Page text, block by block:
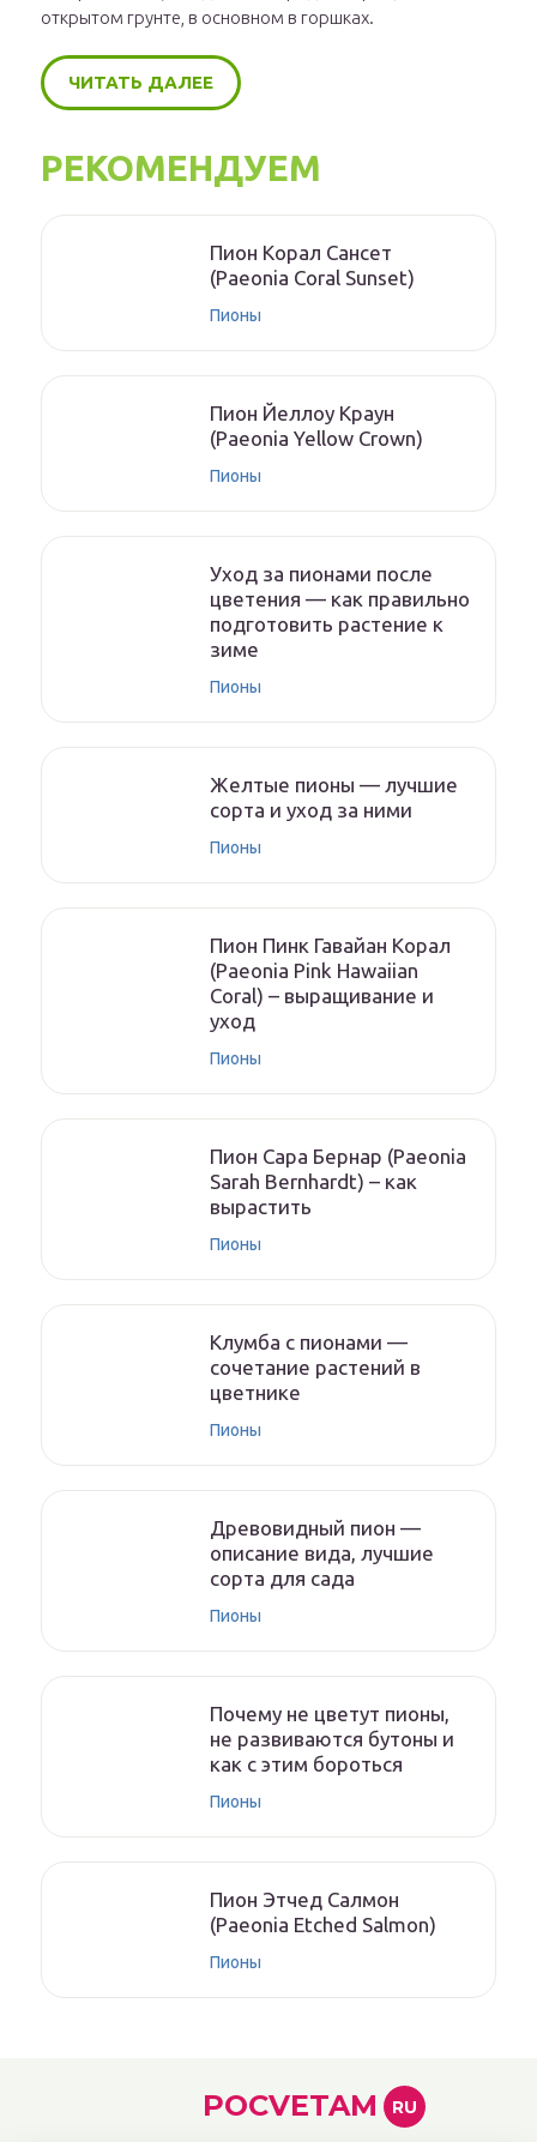
открытом грунте, в основном в горшках.
ЧИТАТЬ ДАЛЕЕ
РЕКОМЕНДУЕМ
Пион Корал Сансет
(Paeonia Coral Sunset)
Пионы
Пион Йеллоу Краун
(Paeonia Yellow Crown)
Пионы
Уход за пионами после
цветения — как правильно
подготовить растение к
зиме
Пионы
Желтые пионы — лучшие
сорта и уход за ними
Пионы
Пион Пинк Гавайан Корал
(Paeonia Pink Hawaiian
Coral) – выращивание и
уход
Пионы
Пион Сара Бернар (Paeonia
Sarah Bernhardt) – как
вырастить
Пионы
Клумба с пионами —
сочетание растений в
цветнике
Пионы
Древовидный пион —
описание вида, лучшие
сорта для сада
Пионы
Почему не цветут пионы,
не развиваются бутоны и
как с этим бороться
Пионы
Пион Этчед Салмон
(Paeonia Etched Salmon)
Пионы
POCVETAM RU